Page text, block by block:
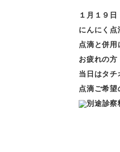
１月１９日
にんにく
点滴と併
お疲れの
当日はタ
点滴ご希
別途診